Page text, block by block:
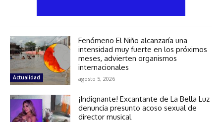
Actualidad
Fenómeno El Niño alcanzaría una
intensidad muy fuerte en los próximos
meses, advierten organismos
internacionales
agosto 5, 2026
¡Indignante! Excantante de La Bella Luz
denuncia presunto acoso sexual de
director musical